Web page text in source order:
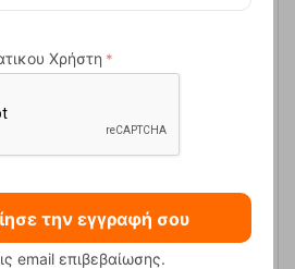
Merino Trekking Κάλτσα Lasting
Χρήστη
την εγγραφή σου
email επιβεβαίωσης.